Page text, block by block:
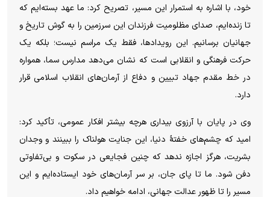
خود، با اشاره به استمرار این مسیر، تصریح کرد: ما عهد بسته‌ایم که
تا زنده‌ایم، صدای مظلومیت فرزندان این سرزمین را به گوش تاریخ و
جهانیان برسانیم. این رویدادها، فقط یک مراسم نیست؛ بلکه یک
حرکت فرهنگی و انقلابی است که نشان می‌دهد مدارس سما، همواره
در خط مقدم جهاد تبیین و دفاع از آرمان‌های انقلاب اسلامی قرار
دارد.
وی در پایان با آرزوی بیداری هرچه بیشتر افکار عمومی، تأکید کرد:
امید که چشم‌های خفتهٔ دنیا، این جنایت هولناک را ببینند و وجدان
بشریت، هرگز اجازه ندهد که چنین فجایعی در سکوت و بی‌تفاوتی
دفن شود. ما تا پای جان، بر سر آرمان‌های خود ایستاده‌ایم و این
مسیر را تا ظهور عدالت جهانی، ادامه خواهیم داد.